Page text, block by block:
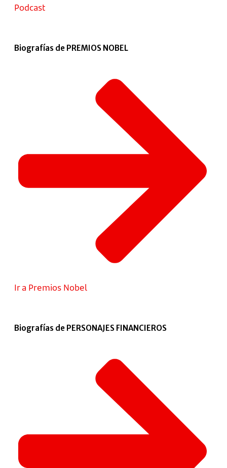
Podcast
Biografías de PREMIOS NOBEL
Ir a Premios Nobel
Biografías de PERSONAJES FINANCIEROS